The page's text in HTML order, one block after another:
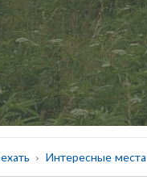
Интересные места